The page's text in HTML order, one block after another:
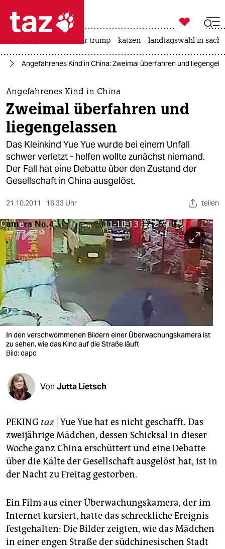
 taz zahl ich
taz zahl ich
themen
politik
öko
gesellschaft
kultur
sport
berlin
nord
wahrheit
verlag
verlag
veranstaltungen
shop
fragen & hilfe
unterstützen
genossenschaft
epaper login

taz zahl ich
usa unter trump katzen landtagswahl in
Angefahrenes Kind in China: Zweimal überfahren und
Angefahrenes Kind in China
Zweimal überfahren und
liegengelassen
Das Kleinkind Yue Yue wurde bei einem Unfall
schwer verletzt - helfen wollte zunächst niemand.
Der Fall hat eine Debatte über den Zustand der
Gesellschaft in China ausgelöst.
21.10.2011 16:33 Uhr teilen
In den verschwommenen Bildern einer Überwachungskamera ist
zu sehen, wie das Kind auf die Straße läuft
Bild: dapd
Von Jutta Lietsch
PEKING taz| Yue Yue hat es nicht geschafft. Das
zweijährige Mädchen, dessen Schicksal in dieser
Woche ganz China erschüttert und eine Debatte
über die Kälte der Gesellschaft ausgelöst hat, ist in
der Nacht zu Freitag gestorben.
Ein Film aus einer Überwachungskamera, der im
Internet kursiert, hatte das schreckliche Ereignis
festgehalten: Die Bilder zeigten, wie das Mädchen
in einer engen Straße der südchinesischen Stadt